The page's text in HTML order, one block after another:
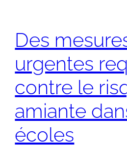
Des
urgentes
contre le
amiante
écoles